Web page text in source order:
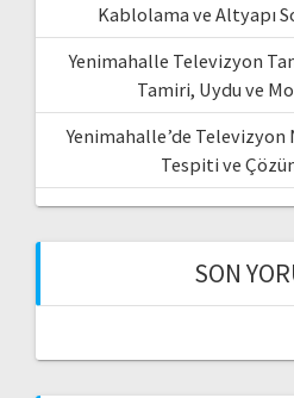
Kablolama ve Altyapı
Yenimahalle Televizyon
Tamiri, Uydu ve
Yenimahalle’de Televizyon
Tespiti ve
SON